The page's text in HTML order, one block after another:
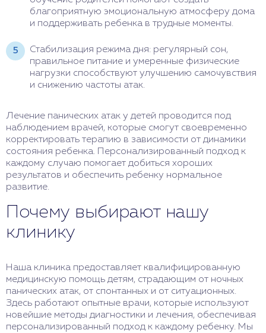
благоприятную эмоциональную атмосферу дома
и поддерживать ребенка в трудные моменты.
Стабилизация режима дня: регулярный сон,
правильное питание и умеренные физические
нагрузки способствуют улучшению самочувствия
и снижению частоты атак.
Лечение панических атак у детей проводится под
наблюдением врачей, которые смогут своевременно
корректировать терапию в зависимости от динамики
состояния ребенка. Персонализированный подход к
каждому случаю помогает добиться хороших
результатов и обеспечить ребенку нормальное
развитие.
Почему выбирают нашу
клинику
Наша клиника предоставляет квалифицированную
медицинскую помощь детям, страдающим от ночных
панических атак, от спонтанных и от ситуационных.
Здесь работают опытные врачи, которые используют
новейшие методы диагностики и лечения, обеспечивая
персонализированный подход к каждому ребенку. Мы